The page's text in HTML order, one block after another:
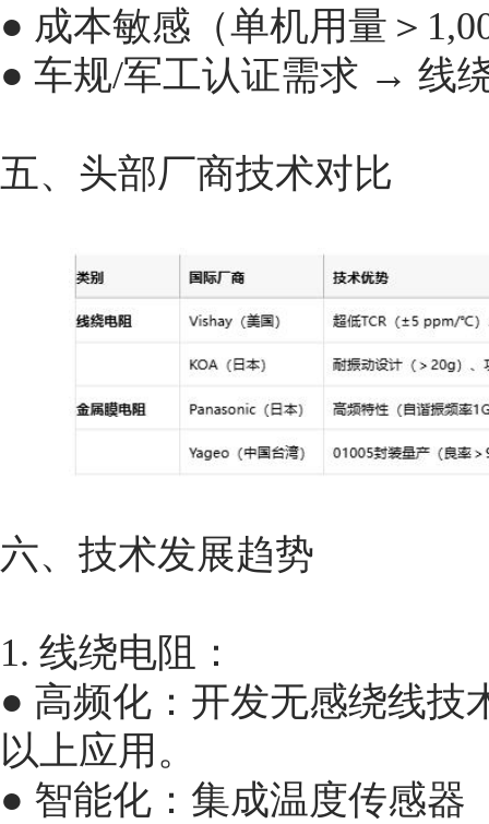
● 成本敏感（单机用量＞
● 车规/军工认证需求 → 线
五、头部厂商技术对比
六、技术发展趋势
1. 线绕电阻：
● 高频化：开发无感绕线技
以上应用。
● 智能化：集成温度传感器